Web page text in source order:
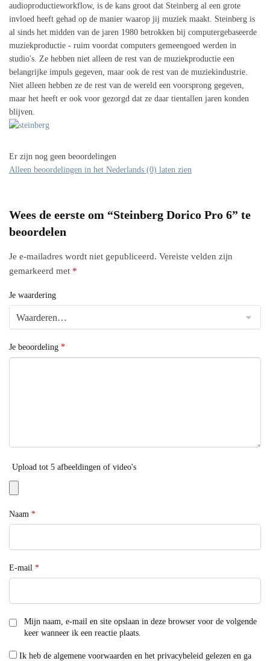
audioproductieworkflow, is de kans groot dat Steinberg al een grote
invloed heeft gehad op de manier waarop jij muziek maakt. Steinberg is
al sinds het midden van de jaren 1980 betrokken bij computergebaseerde
muziekproductie - ruim voordat computers gemeengoed werden in
studio's. Ze hebben niet alleen de rest van de muziekproductie een
belangrijke impuls gegeven, maar ook de rest van de muziekindustrie.
Niet alleen hebben ze de rest van de wereld een voorsprong gegeven,
maar het heeft er ook voor gezorgd dat ze daar tientallen jaren konden
blijven.
Er zijn nog geen beoordelingen
Alleen beoordelingen in het Nederlands (0) laten zien
Wees de eerste om “Steinberg Dorico Pro 6” te
beoordelen
Je e-mailadres wordt niet gepubliceerd. Vereiste velden zijn
gemarkeerd met *
Je waardering
Je beoordeling *
Upload tot 5 afbeeldingen of video's
Naam *
E-mail *
Mijn naam, e-mail en site opslaan in deze browser voor de volgende
keer wanneer ik een reactie plaats.
Ik heb de algemene voorwaarden en het privacybeleid gelezen en ga